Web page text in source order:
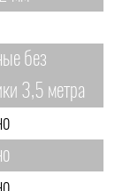
без
3,5 метра